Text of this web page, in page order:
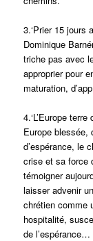
3.‘Prier 15 jours
Dominique
triche pas avec
approprier pour
maturation,
4.‘L’Europe
Europe blessée,
d’espérance, le
crise et sa force
témoigner
laisser advenir
chrétien comme
hospitalité,
de l’espérance…